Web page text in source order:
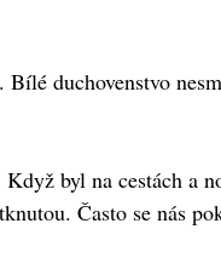
duchovenstvo
byl na cestách a
Často se nás